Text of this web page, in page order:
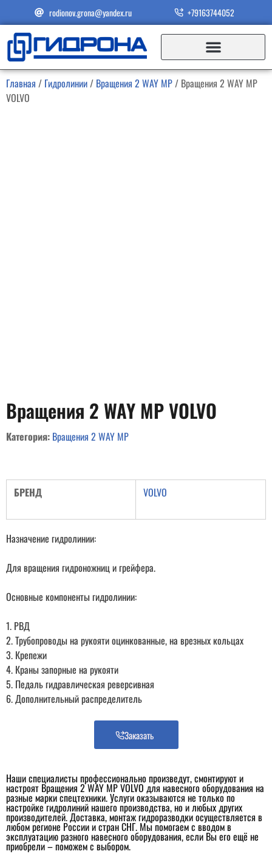
rodionov.grona@yandex.ru +79163744052
Главная / Гидролинии/ Вращения 2 WAY MP/ Вращения 2 WAY MP
VOLVO
Вращения 2 WAY MP VOLVO
Категория: Вращения 2 WAY MP
БРЕНД VOLVO
Назначение гидролинии:
Для вращения гидроножниц и грейфера.
Основные компоненты гидролинии:
1. РВД
2. Трубопроводы на рукояти оцинкованные, на врезных кольцах
3. Крепежи
4. Краны запорные на рукояти
5. Педаль гидравлическая реверсивная
6. Дополнительный распределитель
Заказать
Наши специалисты профессионально произведут, смонтируют и
настроят Вращения 2 WAY MP VOLVO для навесного оборудования на
разные марки спецтехники. Услуги оказываются не только по
настройке гидролиний нашего производства, но и любых других
производителей. Доставка, монтаж гидроразводки осуществляется в
любом регионе России и стран СНГ. Мы помогаем с вводом в
эксплуатацию разного навесного оборудования, если Вы его ещё не
приобрели – поможем с выбором.